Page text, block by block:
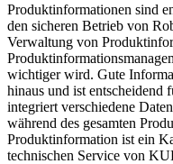
Produktinformationen sind
den sicheren Betrieb von
Verwaltung von
wichtiger wird. Gute
hinaus und ist
integriert verschiedene
während des gesamten
Produktinformation ist ein
technischen Service von